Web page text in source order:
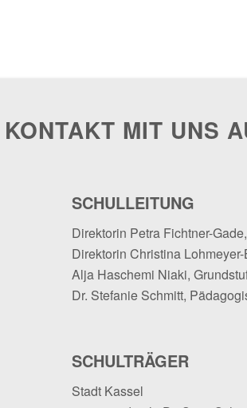
MIT UNS
SCHULLEITUNG
Direktorin Petra Fichtner-
Direktorin Christina
Alja Haschemi Niaki,
Dr. Stefanie Schmitt,
SCHULTRÄGER
Stadt Kassel